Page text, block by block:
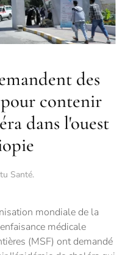
des
contenir
dans l'ouest
Santé.
mondiale de la
médicale
(MSF) ont demandé